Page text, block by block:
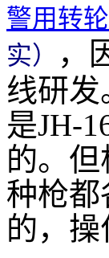
警用转
实）
，
线研
是JH-
的。
种枪都
的，